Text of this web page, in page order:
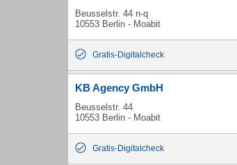
Beusselstr. 44 n-q
10553 Berlin - Moabit
Gratis-Digitalcheck
KB Agency GmbH
Beusselstr. 44
10553 Berlin - Moabit
Gratis-Digitalcheck